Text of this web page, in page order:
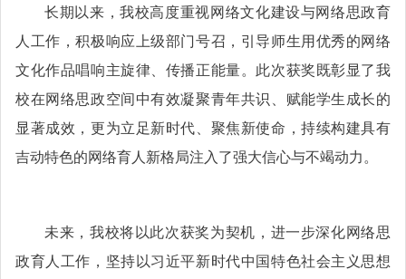
长期以来，我校高度重视网络文化建设与网络思政育
人工作，积极响应上级部门号召，引导师生用优秀的网络
文化作品唱响主旋律、传播正能量。此次获奖既彰显了我
校在网络思政空间中有效凝聚青年共识、赋能学生成长的
显著成效，更为立足新时代、聚焦新使命，持续构建具有
吉动特色的网络育人新格局注入了强大信心与不竭动力。
未来，我校将以此次获奖为契机，进一步深化网络思
政育人工作，坚持以习近平新时代中国特色社会主义思想